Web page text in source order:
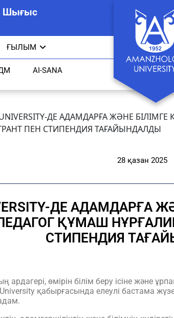
Шығыс
ҒЫЛЫМ
AI-SANA
UNIVERSITY-ДЕ АДАМДАРҒА ЖӘНЕ
ПЕН СТИПЕНДИЯ ТАҒАЙЫНДАЛДЫ
28 қазан 2025
ДЕ АДАМДАРҒА
ҚҰМАШ
СТИПЕНДИЯ
өмірін білім беру ісіне және
қабырғасында елеулі бастама